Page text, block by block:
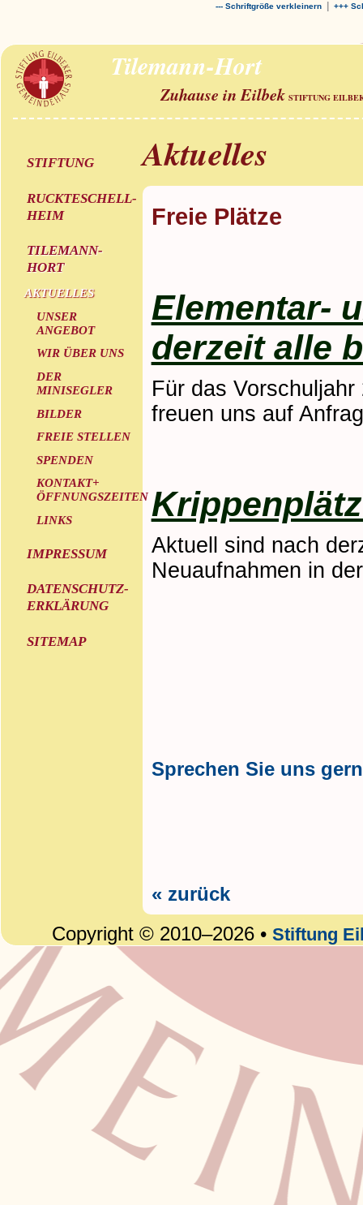
--- Schriftgröße verkleinern | +++
Tilemann-Hort
Zuhause in Eilbek STIFTUNG
STIFTUNG
RUCKTESCHELL-
HEIM
TILEMANN-
HORT
AKTUELLES
UNSER
ANGEBOT
WIR ÜBER UNS
DER
MINISEGLER
BILDER
FREIE STELLEN
SPENDEN
KONTAKT+
ÖFFNUNGSZEITEN
LINKS
IMPRESSUM
DATENSCHUTZ-
ERKLÄRUNG
SITEMAP
Aktuelles
Freie Plätze
Elementar-
derzeit alle
Für das
freuen uns auf
Aktuell sind nach
Neuaufnahmen in
Sprechen Sie uns
« zurück
Copyright © 2010–2026 •Stiftung